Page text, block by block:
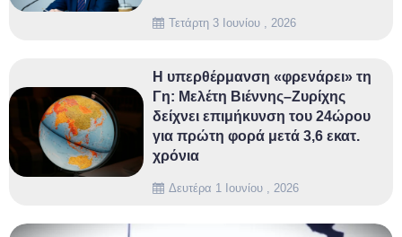
Τετάρτη 3 Ιουνίου , 2026
Δευτέρα 1 Ιουνίου , 2026
Η υπερθέρμανση «φρενάρει» τη
Γη: Μελέτη Βιέννης–Ζυρίχης
δείχνει επιμήκυνση του 24ώρου
για πρώτη φορά μετά 3,6 εκατ.
χρόνια